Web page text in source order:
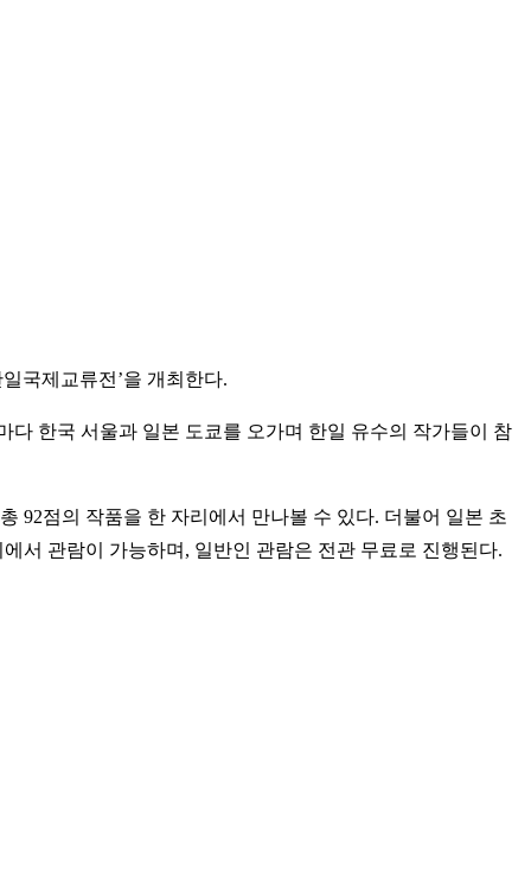
국제교류전’을 개최한다.
다 한국 서울과 일본 도쿄를 오가며 한일 유수의 작가들이 참
92점의 작품을 한 자리에서 만나볼 수 있다. 더불어 일본 초
서 관람이 가능하며, 일반인 관람은 전관 무료로 진행된다.